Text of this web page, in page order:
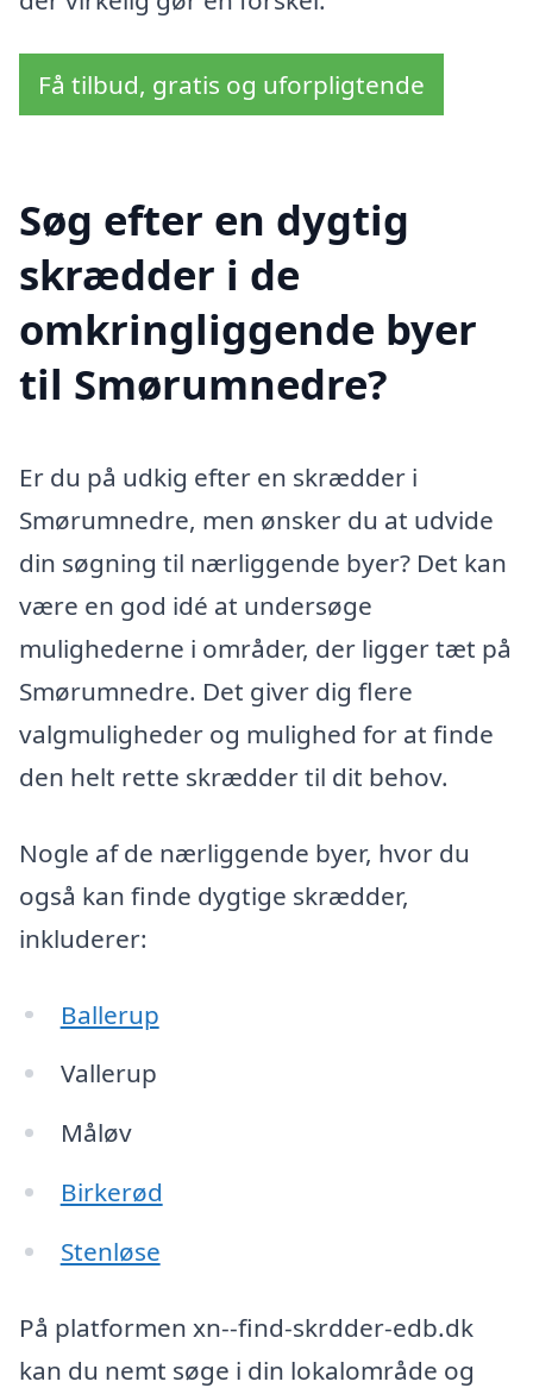
Få tilbud, gratis og uforpligtende
Søg efter en dygtig
skrædder i de
omkringliggende byer
til Smørumnedre?
Er du på udkig efter en skrædder i
Smørumnedre, men ønsker du at udvide
din søgning til nærliggende byer? Det kan
være en god idé at undersøge
mulighederne i områder, der ligger tæt på
Smørumnedre. Det giver dig flere
valgmuligheder og mulighed for at finde
den helt rette skrædder til dit behov.
Nogle af de nærliggende byer, hvor du
også kan finde dygtige skrædder,
inkluderer:
Ballerup
Vallerup
Måløv
Birkerød
Stenløse
På platformen xn--find-skrdder-edb.dk
kan du nemt søge i din lokalområde og